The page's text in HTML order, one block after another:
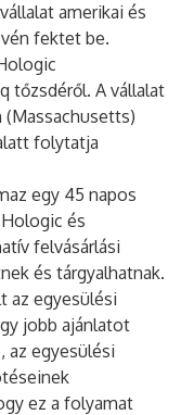
amerikai és
fektet be.
tőzsdéről. A vállalat
folytatja
egy 45 napos
és
felvásárlási
és tárgyalhatnak.
az egyesülési
jobb ajánlatot
az egyesülési
ez a folyamat